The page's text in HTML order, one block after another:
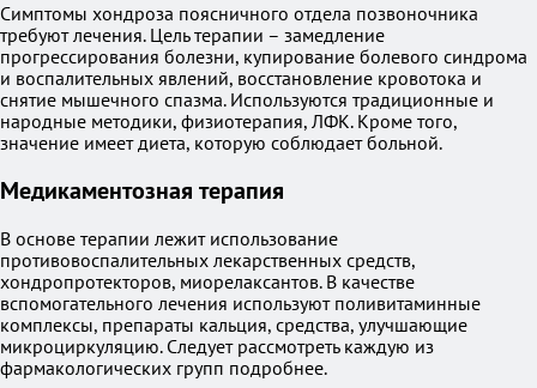
Симптомы хондроза поясничного отдела позвоночника
требуют лечения. Цель терапии – замедление
прогрессирования болезни, купирование болевого синдрома
и воспалительных явлений, восстановление кровотока и
снятие мышечного спазма. Используются традиционные и
народные методики, физиотерапия, ЛФК. Кроме того,
значение имеет диета, которую соблюдает больной.
Медикаментозная терапия
В основе терапии лежит использование
противовоспалительных лекарственных средств,
хондропротекторов, миорелаксантов. В качестве
вспомогательного лечения используют поливитаминные
комплексы, препараты кальция, средства, улучшающие
микроциркуляцию. Следует рассмотреть каждую из
фармакологических групп подробнее.